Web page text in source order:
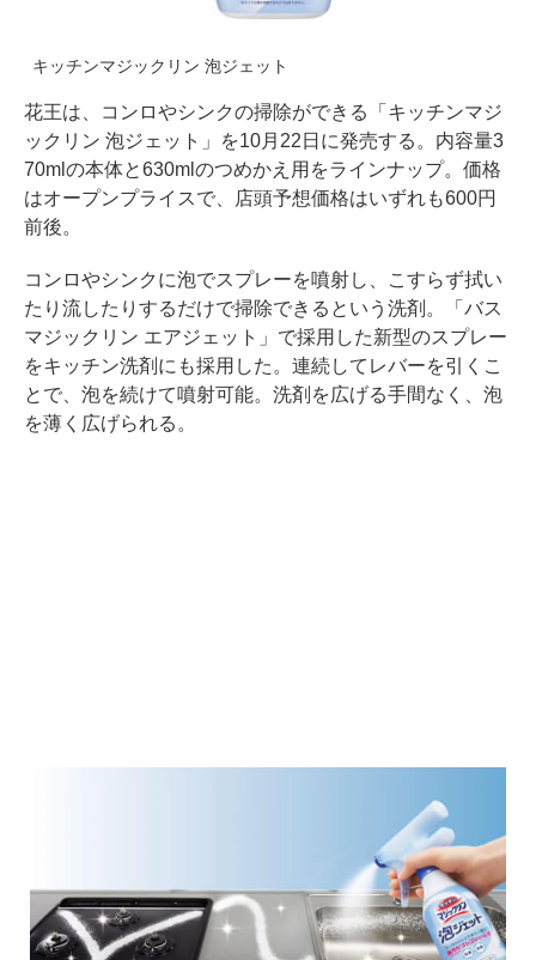
キッチンマジックリン 泡ジェット
花王は、コンロやシンクの掃除ができる「キッチンマジ
ックリン 泡ジェット」を10月22日に発売する。内容量3
70mlの本体と630mlのつめかえ用をラインナップ。価格
はオープンプライスで、店頭予想価格はいずれも600円
前後。
コンロやシンクに泡でスプレーを噴射し、こすらず拭い
たり流したりするだけで掃除できるという洗剤。「バス
マジックリン エアジェット」で採用した新型のスプレー
をキッチン洗剤にも採用した。連続してレバーを引くこ
とで、泡を続けて噴射可能。洗剤を広げる手間なく、泡
を薄く広げられる。